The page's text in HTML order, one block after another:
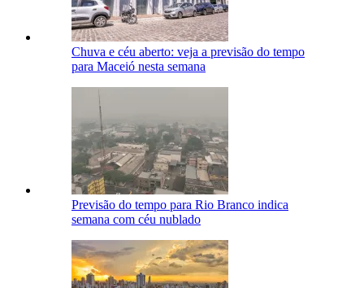
Chuva e céu aberto: veja a previsão do tempo
para Maceió nesta semana
Previsão do tempo para Rio Branco indica
semana com céu nublado